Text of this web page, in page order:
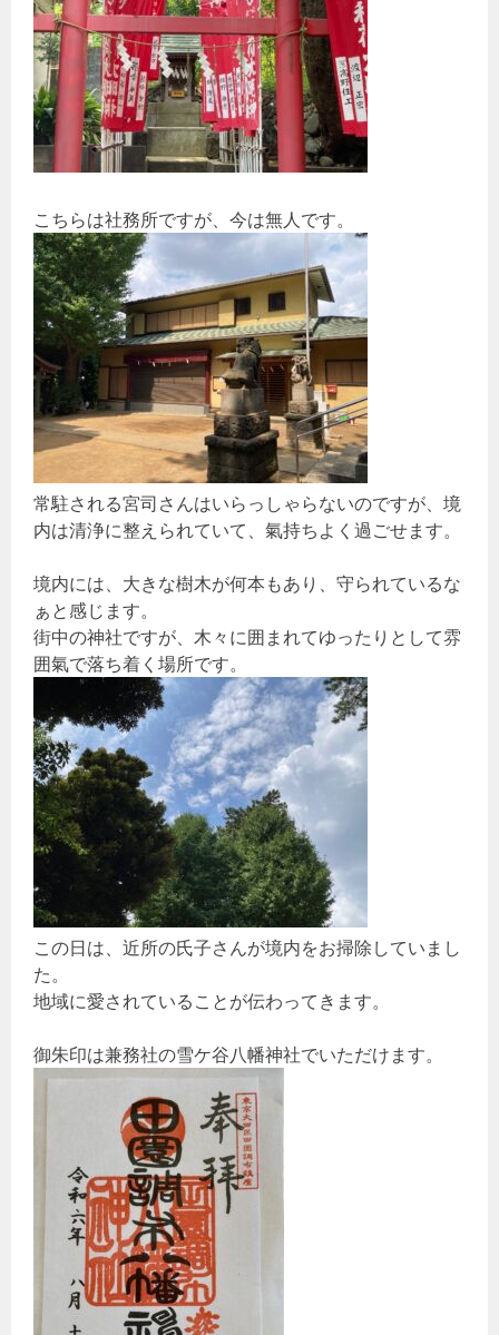
こちらは社務所ですが、今は無人です。
常駐される宮司さんはいらっしゃらないのですが、境
内は清浄に整えられていて、氣持ちよく過ごせます。
境内には、大きな樹木が何本もあり、守られているな
ぁと感じます。
街中の神社ですが、木々に囲まれてゆったりとして雰
囲氣で落ち着く場所です。
この日は、近所の氏子さんが境内をお掃除していまし
た。
地域に愛されていることが伝わってきます。
御朱印は兼務社の雪ケ谷八幡神社でいただけます。